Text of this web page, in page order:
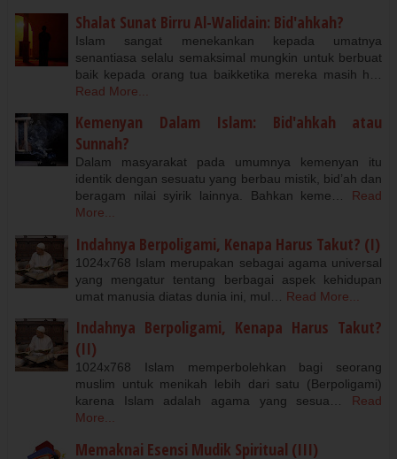
Shalat Sunat Birru Al-Walidain: Bid'ahkah?
Islam sangat menekankan kepada umatnya
senantiasa selalu semaksimal mungkin untuk berbuat
baik kepada orang tua baikketika mereka masih h…
Read More...
Kemenyan Dalam Islam: Bid'ahkah atau
Sunnah?
Dalam masyarakat pada umumnya kemenyan itu
identik dengan sesuatu yang berbau mistik, bid’ah dan
beragam nilai syirik lainnya. Bahkan keme…
Read
More...
Indahnya Berpoligami, Kenapa Harus Takut? (I)
1024x768 Islam merupakan sebagai agama universal
yang mengatur tentang berbagai aspek kehidupan
umat manusia diatas dunia ini, mul…
Read More...
Indahnya Berpoligami, Kenapa Harus Takut?
(II)
1024x768 Islam memperbolehkan bagi seorang
muslim untuk menikah lebih dari satu (Berpoligami)
karena Islam adalah agama yang sesua…
Read
More...
Memaknai Esensi Mudik Spiritual (III)